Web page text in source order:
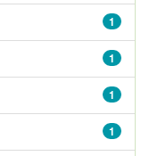
1
1
1
1